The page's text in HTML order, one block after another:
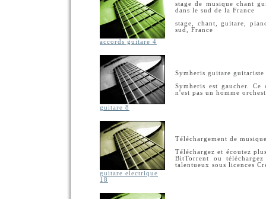
accords guitare 4
stage de musique chant
dans le sud de la France
stage, chant, guitare,
sud, France
guitare 8
Symheris guitare
Symheris est gaucher.
n'est pas un homme
guitare electrique
18
Téléchargement de
Téléchargez et écoutez
BitTorrent ou
talentueux sous licences